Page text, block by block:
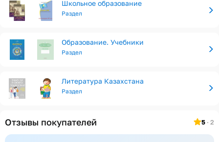
Школьное образование
Раздел
Образование. Учебники
Раздел
Литература Казахстана
Раздел
Отзывы покупателей 5 · 2